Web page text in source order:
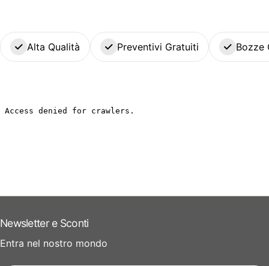
Alta Qualità Preventivi Gratuiti Bozze
Newsletter e Sconti
Entra nel nostro mondo